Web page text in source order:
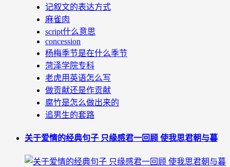
记叙文的表达方式
麻雀肉
script什么意思
concession
杨梅季节是在什么季节
菏泽学院专科
老虎用英语怎么写
做贡献还是作贡献
腐竹是怎么做出来的
追男生的套路
关于爱情的经典句子 只缘感君一回顾 使我思君朝与暮